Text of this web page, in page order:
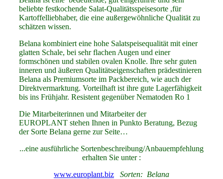
beliebte festkochende Salat-Qualitätsspeisesorte ,für
Kartoffelliebhaber, die eine außergewöhnliche Qualität zu
schätzen wissen.
Belana kombiniert eine hohe Salatspeisequalität mit einer
glatten Schale, bei sehr flachen Augen und einer
formschönen und stabilen ovalen Knolle. Ihre sehr guten
inneren und äußeren Qualitätseigenschaften prädestinieren
Belana als Premiumsorte im Packbereich, wie auch der
Direktvermarktung. Vorteilhaft ist ihre gute Lagerfähigkeit
bis ins Frühjahr. Resistent gegenüber Nematoden Ro 1
Die Mitarbeiterinnen und Mitarbeiter der
EUROPLANT stehen Ihnen in Punkto Beratung, Bezug
der Sorte Belana gerne zur Seite…
...eine ausführliche Sortenbeschreibung/Anbauempfehlung
erhalten Sie unter :
www.europlant.biz
Sorten: Belana